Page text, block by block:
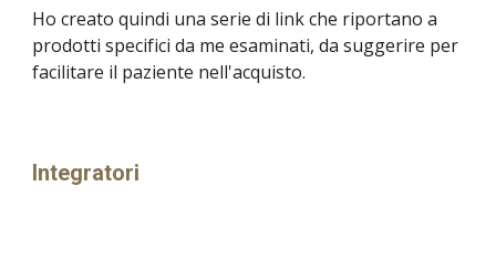
Ho creato quindi una serie di link che riportano a
prodotti specifici da me esaminati, da suggerire per
facilitare il paziente nell'acquisto.
Integratori